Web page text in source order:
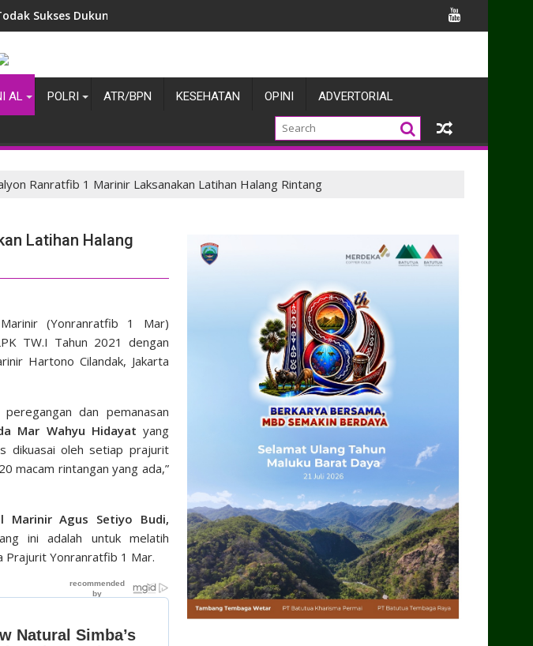
Sukses Dukung Penganugerahan Warga Kehormatan dan Brevet Kehormatan Korps
AL POLRI ATR/BPN KESEHATAN OPINI ADVERTORIAL
Ranratfib 1 Marinir Laksanakan Latihan Halang Rintang
Latihan Halang
(Yonranratfib 1 Mar)
TW.I Tahun 2021 dengan
Hartono Cilandak, Jakarta
dan pemanasan
Mar Wahyu Hidayat yang
dikuasai oleh setiap prajurit
macam rintangan yang ada,”
Marinir Agus Setiyo Budi,
ini adalah untuk melatih
Prajurit Yonranratfib 1 Mar.